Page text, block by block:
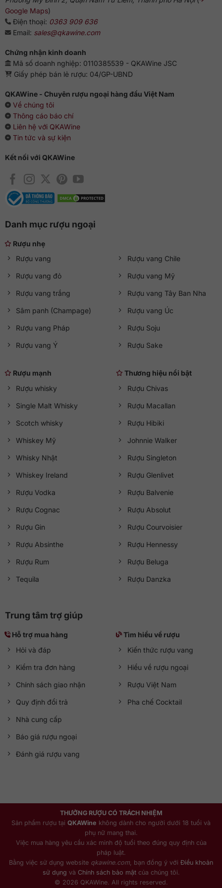
Google Maps)
Điện thoại: 0363 909 636
Email: sales@qkawine.com
Chứng nhận kinh doanh
Mã số doanh nghiệp: 0110385539 - QKAWine JSC
Giấy phép bán lẻ rượu: 04/GP-UBND
QKAWine - Chuyên rượu ngoại hàng đầu Việt Nam
Về chúng tôi
Thông cáo báo chí
Liên hệ với QKAWine
Tin tức và sự kiện
Kết nối với QKAWine
Danh mục rượu ngoại
Rượu nhẹ
Rượu vang
Rượu vang đỏ
Rượu vang trắng
Sâm panh (Champage)
Rượu vang Pháp
Rượu vang Ý
Rượu vang Chile
Rượu vang Mỹ
Rượu vang Tây Ban Nha
Rượu vang Úc
Rượu Soju
Rượu Sake
Rượu mạnh
Rượu whisky
Single Malt Whisky
Scotch whisky
Whiskey Mỹ
Whisky Nhật
Whiskey Ireland
Rượu Vodka
Rượu Cognac
Rượu Gin
Rượu Absinthe
Rượu Rum
Tequila
Thương hiệu nổi bật
Rượu Chivas
Rượu Macallan
Rượu Hibiki
Johnnie Walker
Rượu Singleton
Rượu Glenlivet
Rượu Balvenie
Rượu Absolut
Rượu Courvoisier
Rượu Hennessy
Rượu Beluga
Rượu Danzka
Trung tâm trợ giúp
Hỗ trợ mua hàng
Hỏi và đáp
Kiểm tra đơn hàng
Chính sách giao nhận
Quy định đổi trả
Nhà cung cấp
Báo giá rượu ngoại
Đánh giá rượu vang
Tìm hiểu về rượu
Kiến thức rượu vang
Hiểu về rượu ngoại
Rượu Việt Nam
Pha chế Cocktail
THƯỞNG RƯỢU CÓ TRÁCH NHIỆM
Sản phẩm rượu tại QKAWine không dành cho người dưới 18 tuổi và
phụ nữ mang thai.
Việc mua hàng yêu cầu xác minh độ tuổi theo đúng quy định của
pháp luật.
Bằng việc sử dụng website qkawine.com , bạn đồng ý với Điều khoản
sử dụng và Chính sách bảo mậtcủa chúng tôi.
© 2026 QKAWine. All rights reserved.